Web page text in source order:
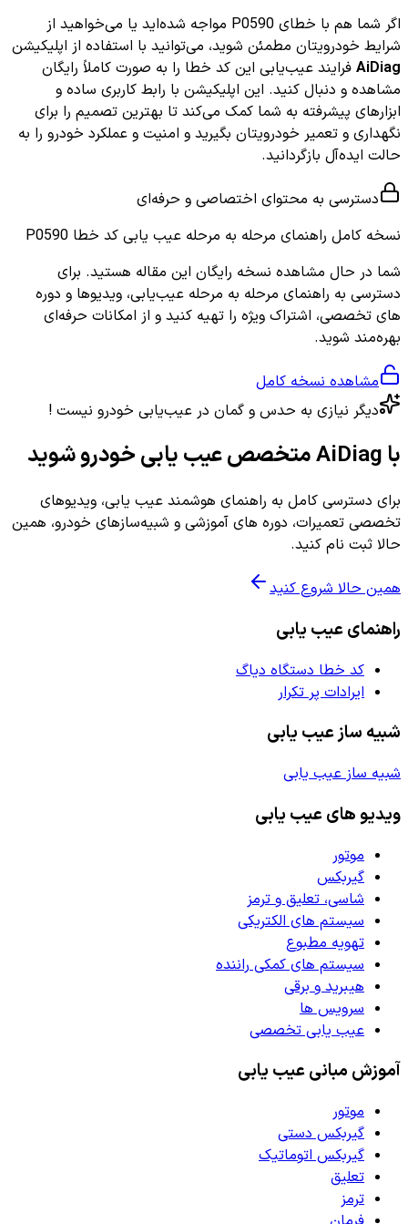
اگر شما هم با خطای P0590 مواجه شده‌اید یا می‌خواهید از
شرایط خودرویتان مطمئن شوید، می‌توانید با استفاده از اپلیکیشن
AiDiag فرایند عیب‌یابی این کد خطا را به صورت کاملاً رایگان
مشاهده و دنبال کنید. این اپلیکیشن با رابط کاربری ساده و
ابزارهای پیشرفته به شما کمک می‌کند تا بهترین تصمیم را برای
نگهداری و تعمیر خودرویتان بگیرید و امنیت و عملکرد خودرو را به
حالت ایده‌آل بازگردانید.
دسترسی به محتوای اختصاصی و حرفه‌ای
نسخه کامل راهنمای مرحله به مرحله عیب یابی کد خطا P0590
شما در حال مشاهده نسخه رایگان این مقاله هستید. برای
دسترسی به راهنمای مرحله به مرحله عیب‌یابی، ویدیوها و دوره
های تخصصی، اشتراک ویژه را تهیه کنید و از امکانات حرفه‌ای
بهره‌مند شوید.
مشاهده نسخه کامل
دیگر نیازی به حدس و گمان در عیب‌یابی خودرو نیست !
با AiDiag متخصص عیب یابی خودرو شوید
برای دسترسی کامل به راهنمای هوشمند عیب یابی، ویدیوهای
تخصصی تعمیرات، دوره های آموزشی و شبیه‌سازهای خودرو، همین
حالا ثبت نام کنید.
همین حالا شروع کنید
راهنمای عیب یابی
کد خطا دستگاه دیاگ
ایرادات پر تکرار
شبیه ساز عیب یابی
شبیه ساز عیب یابی
ویدیو های عیب یابی
موتور
گیربکس
شاسی، تعلیق و ترمز
سیستم های الکتریکی
تهویه مطبوع
سیستم های کمکی راننده
هیبرید و برقی
سرویس ها
عیب یابی تخصصی
آموزش مبانی عیب یابی
موتور
گیربکس دستی
گیربکس اتوماتیک
تعلیق
ترمز